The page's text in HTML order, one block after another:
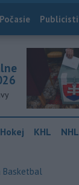
Počasie
Hokej KHL NHL
Basketbal